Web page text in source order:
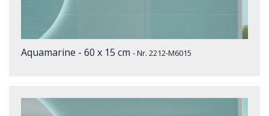
Aquamarine - 60 x 15 cm - Nr. 2212-M6015